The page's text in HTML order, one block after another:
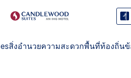
สิ่งอำนวยความสะดวกพื้นที่ท้องถิ่นข้